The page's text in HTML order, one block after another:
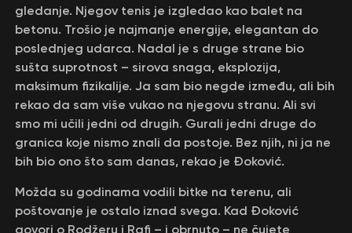
gledanje. Njegov tenis je izgledao kao balet na
betonu. Trošio je najmanje energije, elegantan do
poslednjeg udarca. Nadal je s druge strane bio
sušta suprotnost – sirova snaga, eksplozija,
maksimum fizikalije. Ja sam bio negde između, ali bih
rekao da sam više vukao na njegovu stranu. Ali svi
smo mi učili jedni od drugih. Gurali jedni druge do
granica koje nismo znali da postoje. Bez njih, ni ja ne
bih bio ono što sam danas, rekao je Đoković.
Možda su godinama vodili bitke na terenu, ali
poštovanje je ostalo iznad svega. Kad Đoković
govori o Rodžeru i Rafi – i obrnuto – ne čujete